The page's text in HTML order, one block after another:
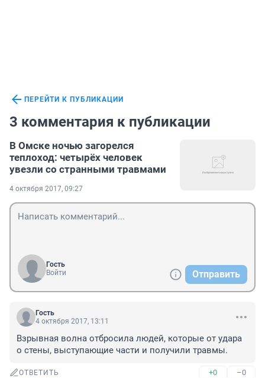
ПЕРЕЙТИ К ПУБЛИКАЦИИ
3 комментария к публикации
В Омске ночью загорелся
теплоход: четырёх человек
увезли со странными травмами
4 октября 2017, 09:27
Гость
Войти
Отправить
Гость
4 октября 2017, 13:11
Взрывная волна отбросила людей, которые от удара
о стены, выступающие части и получили травмы.
ОТВЕТИТЬ +0 –0